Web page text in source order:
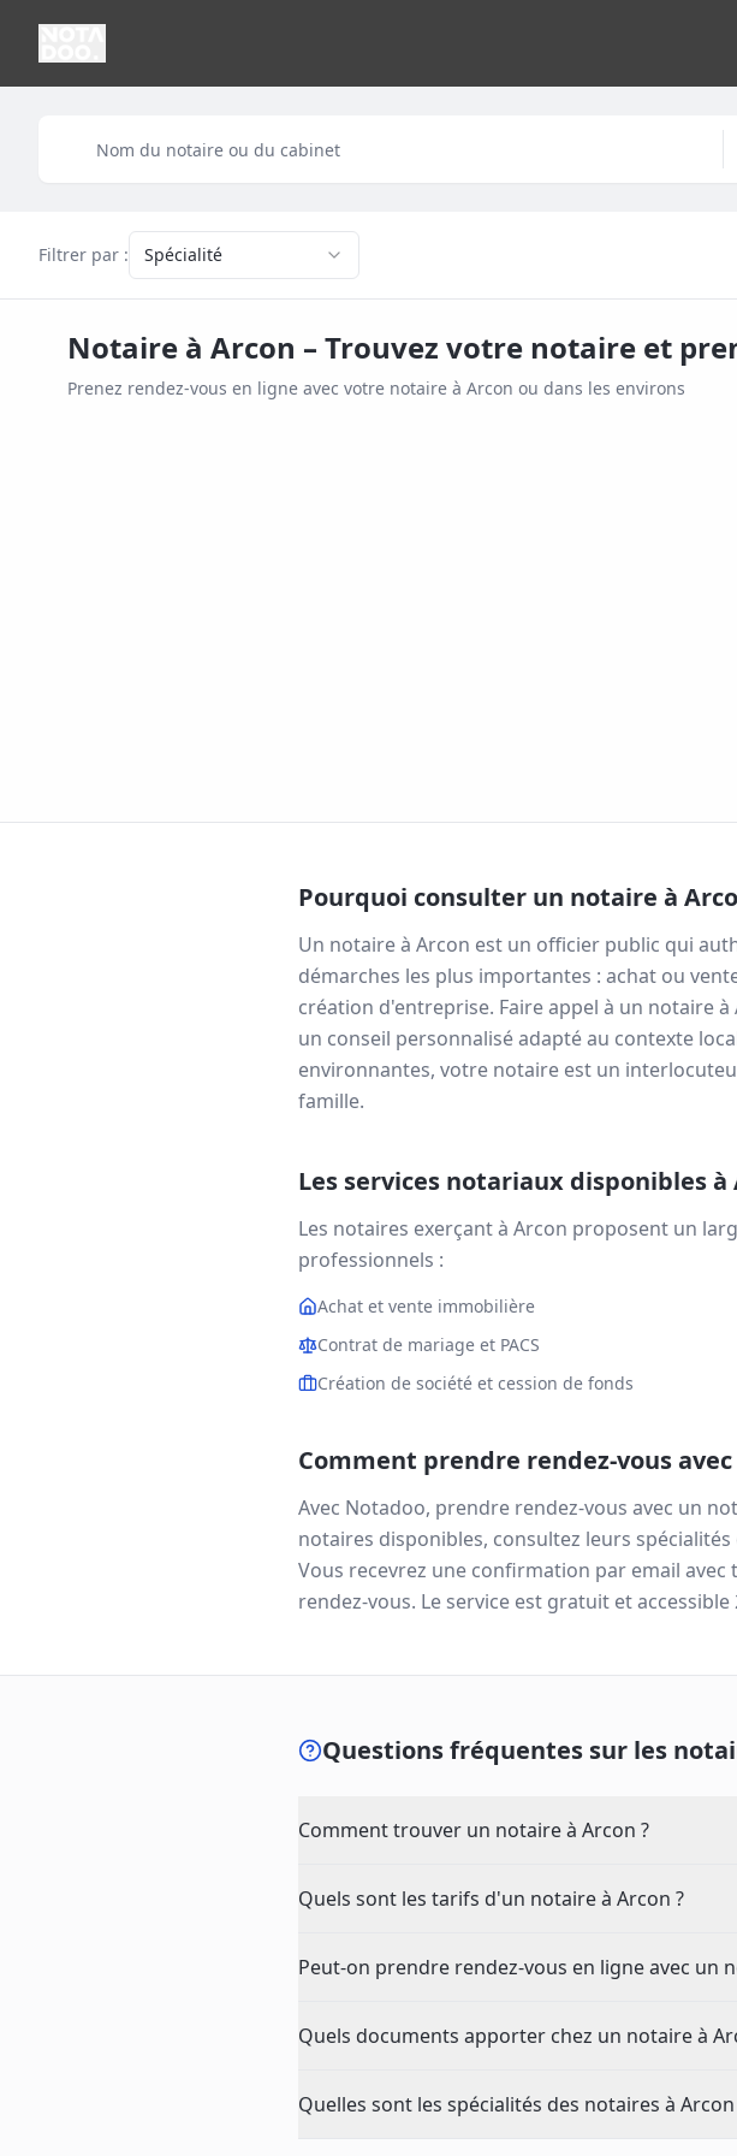
Filtrer par : Spécialité
Notaire à Arcon – Trouvez votre notaire et
Prenez rendez-vous en ligne avec votre notaire à Arcon ou dans les environs
Pourquoi consulter un notaire à
Un notaire à Arcon est un officier public qui
démarches les plus importantes : achat ou
création d'entreprise. Faire appel à un notaire à
un conseil personnalisé adapté au contexte
environnantes, votre notaire est un
famille.
Les services notariaux disponibles à
Les notaires exerçant à Arcon proposent un
professionnels :
Achat et vente immobilière
Contrat de mariage et PACS
Création de société et cession de fonds
Comment prendre rendez-vous
Avec Notadoo, prendre rendez-vous avec un
notaires disponibles, consultez leurs
Vous recevrez une confirmation par email
rendez-vous. Le service est gratuit et accessible
Questions fréquentes sur les
Comment trouver un notaire à Arcon ?
Quels sont les tarifs d'un notaire à Arcon ?
Peut-on prendre rendez-vous en ligne avec un
Quels documents apporter chez un notaire à
Quelles sont les spécialités des notaires à Arcon